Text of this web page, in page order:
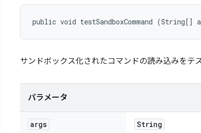
public void testSandboxCommand (String[]
サンドボックス化されたコマンドの読み込みをテス
パラメータ
args String